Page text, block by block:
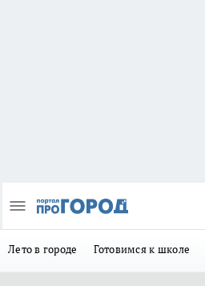
Лето в городе Готовимся к школе